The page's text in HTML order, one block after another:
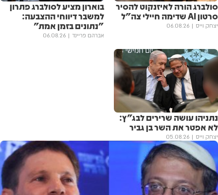
סולברג הורה לאיזנקוט להסיר
סרטון AI שדימה חיילי צה"ל
יצחק וייס 06.08.26
בוארון מציע לסולברג פתרון
למשבר דיווחי ההצבעה:
"נתונים בזמן אמת"
אברהם פריינד 06.08.26
נתניהו עושה שרירים לבג"ץ:
לא אפטר את השר בן גביר
יצחק וייס 05.08.26